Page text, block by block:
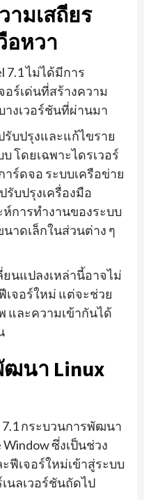
ามเสถียร
อหวา
7.1 ไม่ได้มีการ
ร์เด่นที่สร้างความ
งเวอร์ชันที่ผ่านมา
บปรุงและแก้ไขราย
โดยเฉพาะไดรเวอร์
าร์ดจอ ระบบเครือข่าย
บปรุงเครื่องมือ
การทำงานของระบบ
าดเล็กในส่วนต่าง ๆ
ยนแปลงเหล่านี้อาจไม่
จอร์ใหม่ แต่จะช่วย
และความเข้ากันได้
ฒนา Linux
7.1 กระบวนการพัฒนา
ซึ่งเป็นช่วง
ฟีเจอร์ใหม่เข้าสู่ระบบ
นลเวอร์ชันถัดไป